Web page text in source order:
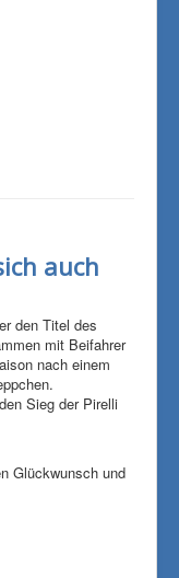
auch
den Titel des
mit Beifahrer
nach einem
Sieg der Pirelli
Glückwunsch und